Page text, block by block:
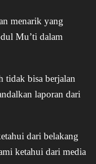
menarik yang
Mu’ti dalam
tidak bisa berjalan
laporan dari
dari belakang
ketahui dari media